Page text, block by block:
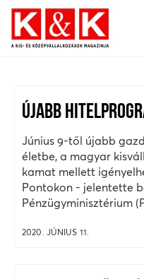
ÚJABB
Június 9-től újabb
életbe, a magyar
kamat mellett
Pontokon - jelentette
Pénzügyminisztérium
2020. JÚNIUS 11.